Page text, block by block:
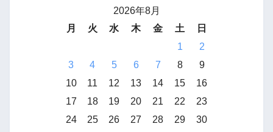
2026年8月
月
火 水 木 金 土
日
1
2
3
4 5 6 7 8
9
10
11 12 13 14 15
16
17
18 19 20 21 22
23
24
25 26 27 28 29
30